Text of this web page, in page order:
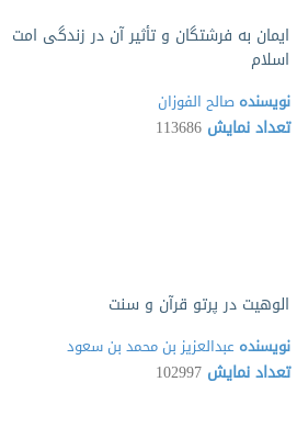
ایمان به فرشتگان و تأثیر آن در زندگی امت
اسلام
نویسنده صالح الفوزان
تعداد نمایش 113686
الوهیت در پرتو قرآن و سنت
نویسنده عبدالعزیز بن محمد بن سعود
تعداد نمایش 102997